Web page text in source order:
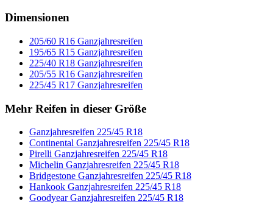
Dimensionen
205/60 R16 Ganzjahresreifen
195/65 R15 Ganzjahresreifen
225/40 R18 Ganzjahresreifen
205/55 R16 Ganzjahresreifen
225/45 R17 Ganzjahresreifen
Mehr Reifen in dieser Größe
Ganzjahresreifen 225/45 R18
Continental Ganzjahresreifen 225/45 R18
Pirelli Ganzjahresreifen 225/45 R18
Michelin Ganzjahresreifen 225/45 R18
Bridgestone Ganzjahresreifen 225/45 R18
Hankook Ganzjahresreifen 225/45 R18
Goodyear Ganzjahresreifen 225/45 R18